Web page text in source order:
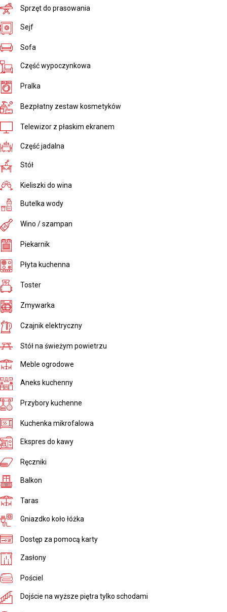
Sprzęt do prasowania
Sejf
Sofa
Część wypoczynkowa
Pralka
Bezpłatny zestaw kosmetyków
Telewizor z płaskim ekranem
Część jadalna
Stół
Kieliszki do wina
Butelka wody
Wino / szampan
Piekarnik
Płyta kuchenna
Toster
Zmywarka
Czajnik elektryczny
Stół na świeżym powietrzu
Meble ogrodowe
Aneks kuchenny
Przybory kuchenne
Kuchenka mikrofalowa
Ekspres do kawy
Ręczniki
Balkon
Taras
Gniazdko koło łóżka
Dostęp za pomocą karty
Zasłony
Pościel
Dojście na wyższe piętra tylko schodami